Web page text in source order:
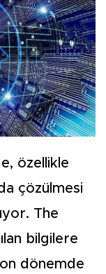
özellikle
çözülmesi
The
bilgilere
dönemde